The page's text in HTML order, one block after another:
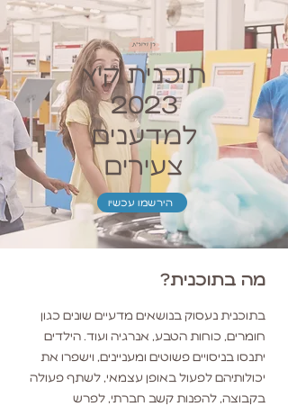
תוכנית קיץ
2023
למדענים
צעירים
הירשמו עכשיו
מה בתוכנית?
בתוכנית נעסוק בנושאים מדעיים שונים כגון
חומרים, כוחות הטבע, אנרגיה ועוד. הילדים
יתנסו בניסויים פשוטים ומעניינים, וישפרו את
יכולותיהם לפעול באופן עצמאי, לשתף פעולה
בקבוצה, להפנות קשב חברתי, לפרש